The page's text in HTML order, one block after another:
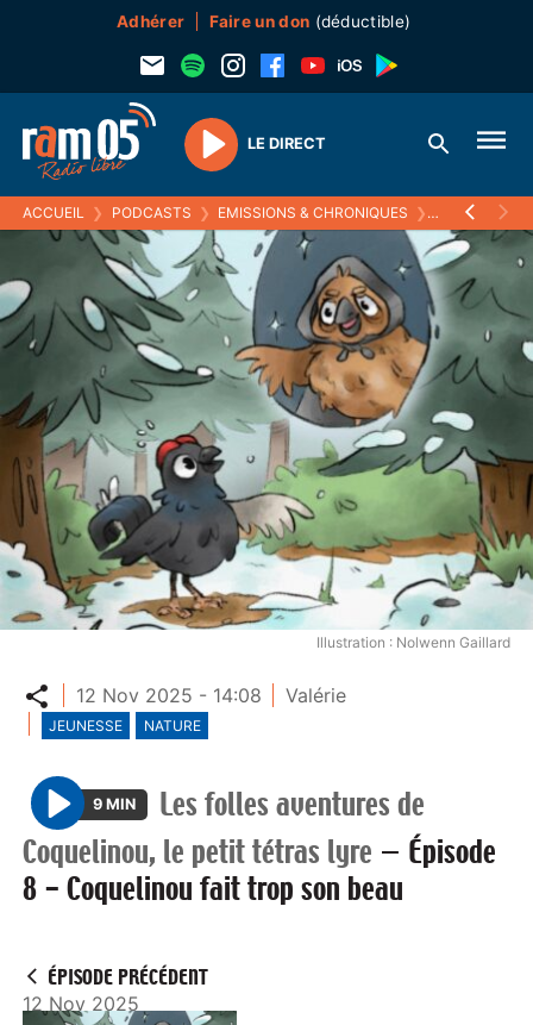
Adhérer Faire un don (déductible)
Play
LE DIRECT
ACCUEIL ❯ PODCASTS ❯ EMISSIONS & CHRONIQUES ❯ LES FOLLES
Illustration : Nolwenn Gaillard
Partager
12 Nov 2025 - 14:08 Valérie
JEUNESSE NATURE
P
l
a
9 MIN
Les folles aventures de
Coquelinou, le petit tétras lyre — Épisode
8 - Coquelinou fait trop son beau
ÉPISODE PRÉCÉDENT
12 Nov 2025